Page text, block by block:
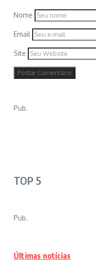
Nome
Email
Site
Pub.
TOP 5
Pub.
Últimas notícias